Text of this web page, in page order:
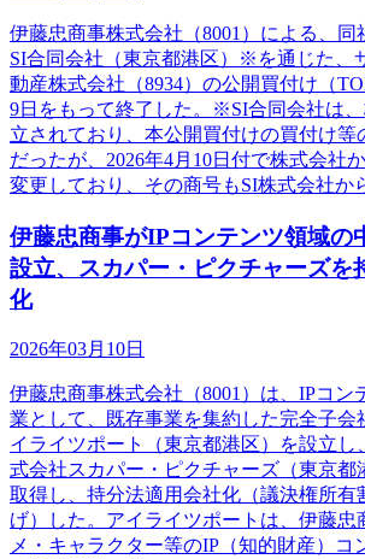
伊藤忠商事株式会社（8001）による、同
SI合同会社（東京都港区）※を通じた、
動産株式会社（8934）の公開買付け（
9日をもって終了した。※SI合同会社は
立されており、本公開買付けの買付け等
だったが、2026年4月10日付で株式会社
変更しており、その商号もSI株式会社か
伊藤忠商事がIPコンテンツ領域の
設立、スカパー・ピクチャーズを
化
2026年03月10日
伊藤忠商事株式会社（8001）は、IPコン
業として、既存事業を集約した完全子会
イライツポート（東京都港区）を設立し
式会社スカパー・ピクチャーズ（東京都
取得し、持分法適用会社化（議決権所有
げ）した。アイライツポートは、伊藤忠
メ・キャラクター等のIP（知的財産）コ